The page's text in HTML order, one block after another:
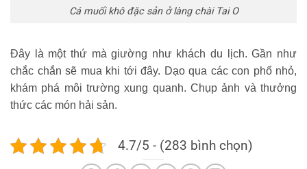
Cá muối khô đặc sản ở làng chài Tai O
Đây là một thứ mà giường như khách du lịch. Gần như
chắc chắn sẽ mua khi tới đây. Dạo qua các con phố nhỏ,
khám phá môi trường xung quanh. Chụp ảnh và thưởng
thức các món hải sản.
4.7/5 - (283 bình chọn)